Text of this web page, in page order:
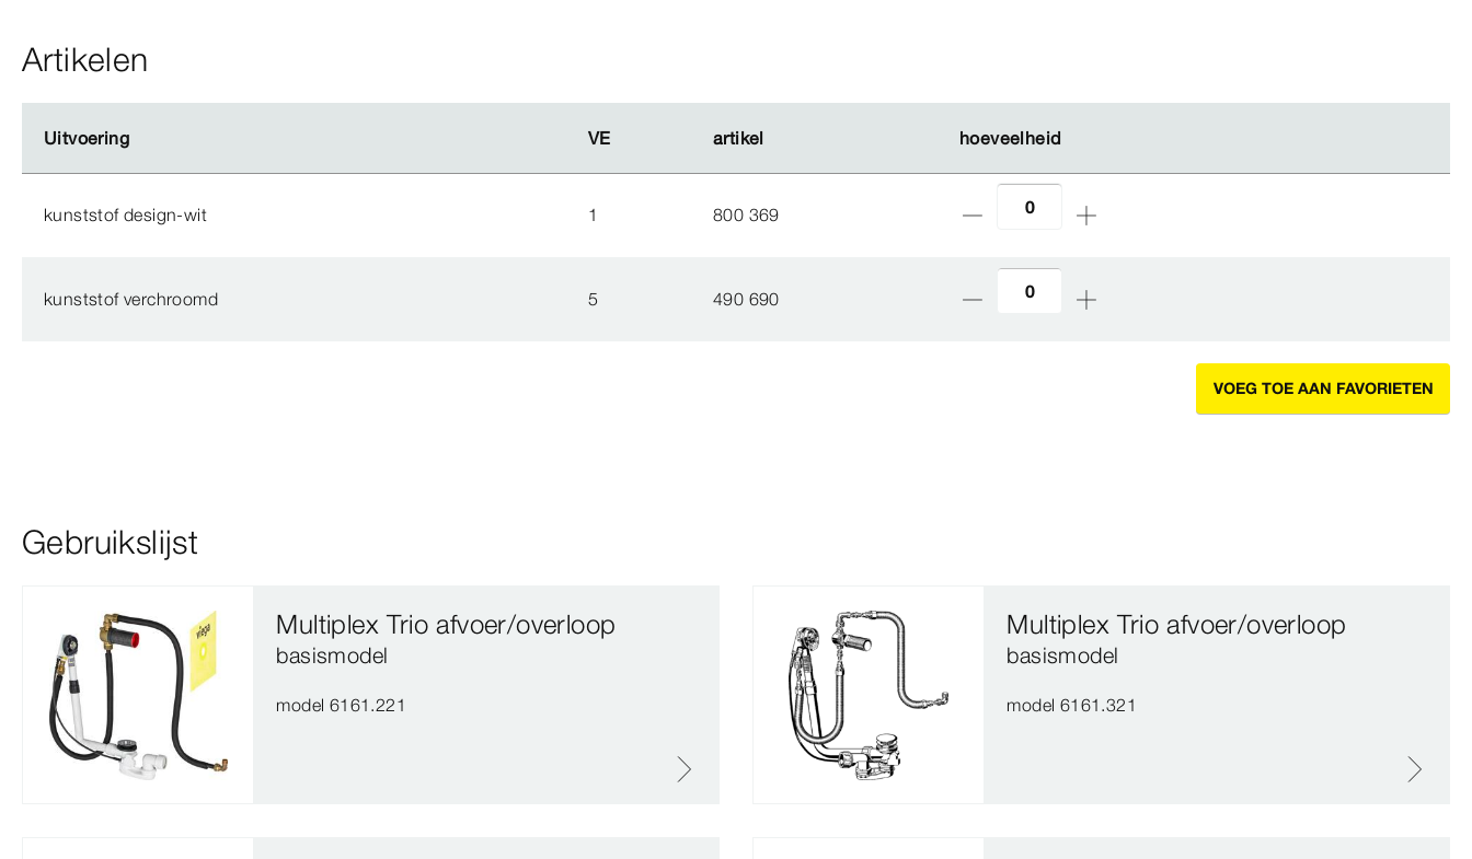
Artikelen
Uitvoering VE artikel hoeveelheid
Uitvoering VE artikel hoeveelheid
kunststof design-wit 1 800 369
kunststof verchroomd 5 490 690
VOEG TOE AAN FAVORIETEN
Gebruikslijst
Multiplex Trio afvoer/overloop
basismodel
model 6161.221
Multiplex Trio afvoer/overloop
basismodel
model 6161.321